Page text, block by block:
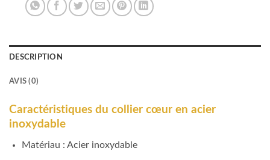
DESCRIPTION
AVIS (0)
Caractéristiques du collier cœur en acier
inoxydable
Matériau : Acier inoxydable